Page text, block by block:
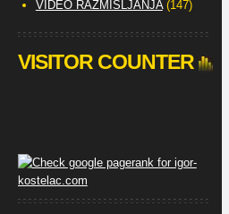
VIDEO RAZMIŠLJANJA(147)
VISITOR COUNTER